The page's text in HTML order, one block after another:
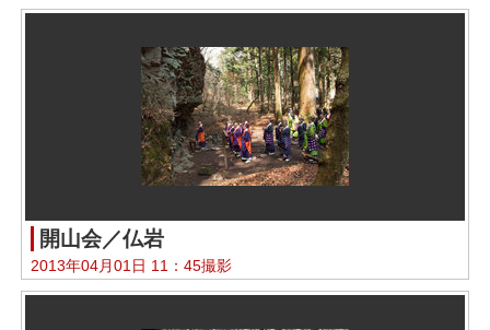
開山会／仏岩
2013年04月01日 11：45撮影